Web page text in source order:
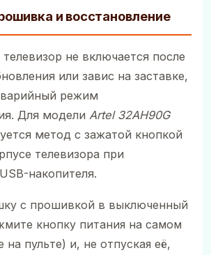
и восстановление
телевизор не включается после
или завис на заставке,
режим
Для модели Artel 32AH90G
метод с зажатой кнопкой
телевизора при
накопителя.
с прошивкой в выключенный
кнопку питания на самом
на пульте) и, не отпуская её,